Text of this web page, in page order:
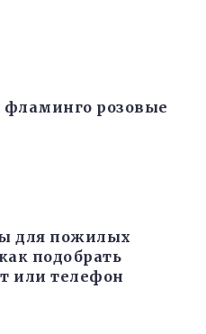
розовые
для пожилых
подобрать
или телефон